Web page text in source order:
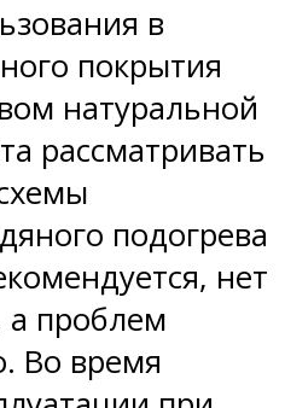
в
покрытия
натуральной
рассматривать
подогрева
нет
а проблем
Во время